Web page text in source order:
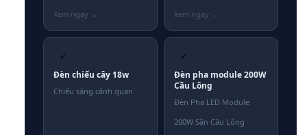
✓
Đèn chiếu cây 18w
Chiếu sáng cảnh quan
✓
Đèn pha module 200W
Cầu Lông
Đèn Pha LED Module
200W Sân Cầu Lông